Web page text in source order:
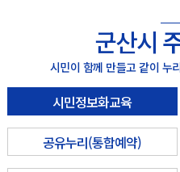
군산시
시민이 함께 만들고 같이 누
시민정보화교육
공유누리(통합예약)